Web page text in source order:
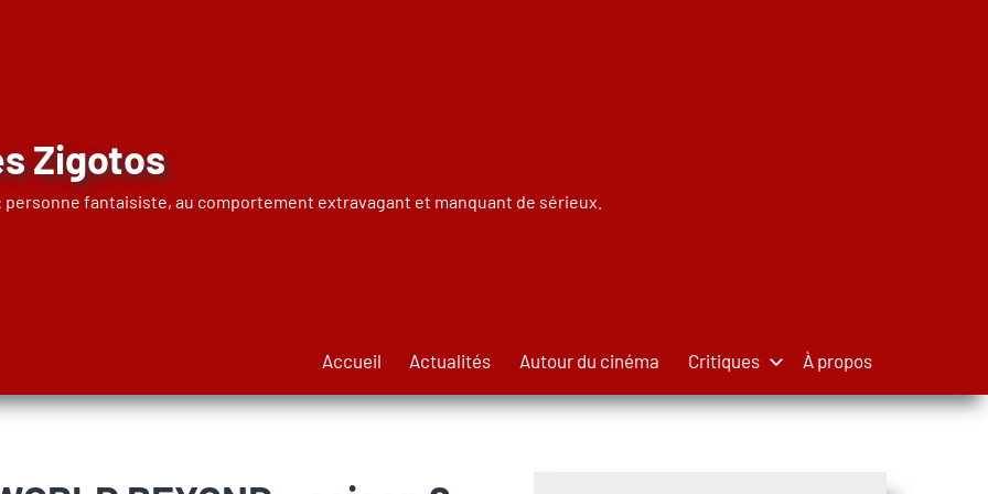
Zigotos
personne fantaisiste, au comportement extravagant et manquant de sérieux.
Accueil Actualités Autour du cinéma Critiques À propos